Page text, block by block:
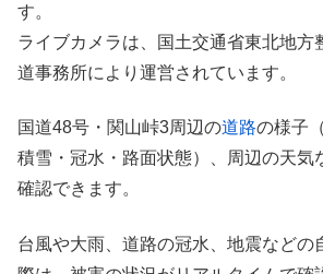
す。
ライブカメラは、国土交通省東北地
道事務所により運営されています。
国道48号・関山峠3周辺の道路の様子
積雪・冠水・路面状態）、周辺の天気
確認できます。
台風や大雨、道路の冠水、地震などの